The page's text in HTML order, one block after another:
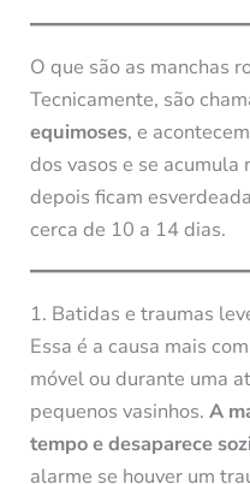
O que são as manchas
Tecnicamente, são
equimoses, e
dos vasos e se acumula
depois ficam
cerca de 10 a 14 dias.
1. Batidas e traumas
Essa é a causa mais
móvel ou durante uma
pequenos vasinhos. A
tempo e desaparece
alarme se houver um